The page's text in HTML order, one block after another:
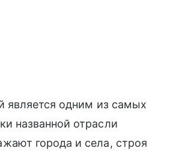
является одним из самых
названной отрасли
города и села, строя